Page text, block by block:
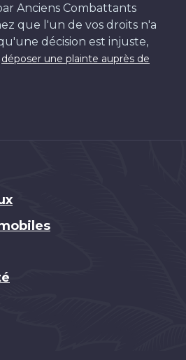
Anciens Combattants
que l'un de vos droits n'a
décision est injuste,
déposer une plainte auprès de